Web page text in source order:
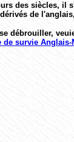
des siècles, il
de
débrouiller,
de survie Anglais-